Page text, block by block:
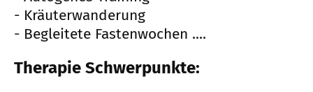
- Kräuterwanderung
- Begleitete Fastenwochen ....
Therapie Schwerpunkte: